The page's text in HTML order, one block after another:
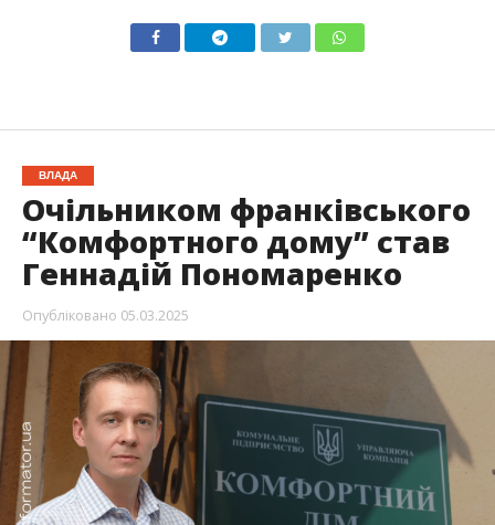
ВЛАДА
Очільником франківського
“Комфортного дому” став
Геннадій Пономаренко
Опубліковано 05.03.2025